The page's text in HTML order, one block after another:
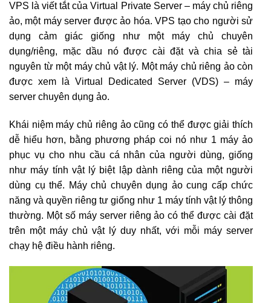
VPS là viết tắt của Virtual Private Server – máy chủ riêng
ảo, một máy server được ảo hóa. VPS tạo cho người sử
dụng cảm giác giống như một máy chủ chuyên
dụng/riêng, mặc dầu nó được cài đặt và chia sẻ tài
nguyên từ một máy chủ vật lý. Một máy chủ riêng ảo còn
được xem là Virtual Dedicated Server (VDS) – máy
server chuyên dụng ảo.
Khái niệm máy chủ riêng ảo cũng có thể được giải thích
dễ hiểu hơn, bằng phương pháp coi nó như 1 máy ảo
phục vụ cho nhu cầu cá nhân của người dùng, giống
như máy tính vật lý biệt lập dành riêng của một người
dùng cụ thể. Máy chủ chuyên dụng ảo cung cấp chức
năng và quyền riêng tư giống như 1 máy tính vật lý thông
thường. Một số máy server riêng ảo có thể được cài đặt
trên một máy chủ vật lý duy nhất, với mỗi máy server
chạy hệ điều hành riêng.